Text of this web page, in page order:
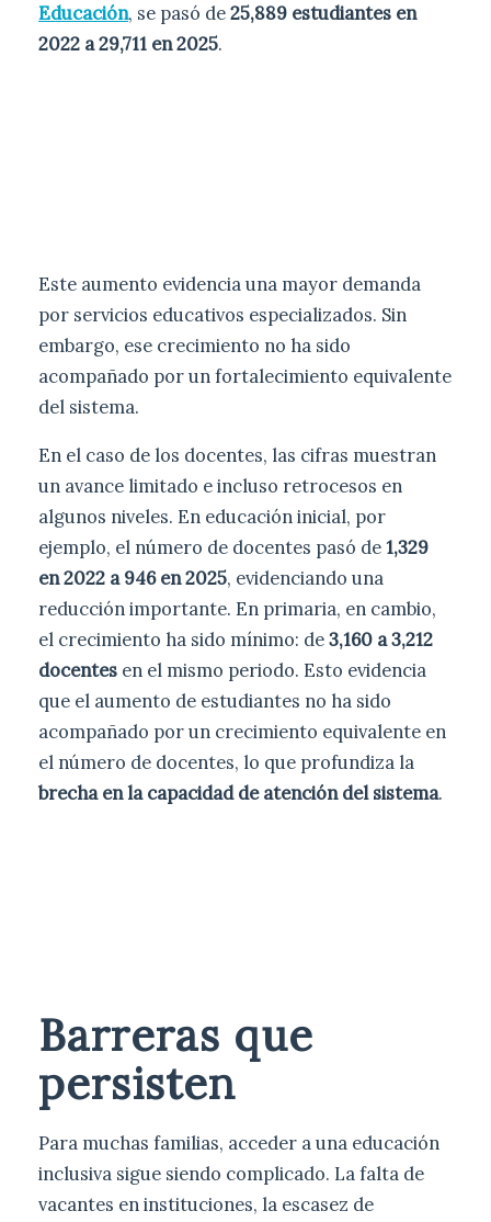
Educación, se pasó de25,889 estudiantes en
2022 a 29,711 en 2025.
Este aumento evidencia una mayor demanda
por servicios educativos especializados. Sin
embargo, ese crecimiento no ha sido
acompañado por un fortalecimiento equivalente
del sistema.
En el caso de los docentes, las cifras muestran
un avance limitado e incluso retrocesos en
algunos niveles. En educación inicial, por
ejemplo, el número de docentes pasó de1,329
en 2022 a 946 en 2025, evidenciando una
reducción importante. En primaria, en cambio,
el crecimiento ha sido mínimo: de3,160 a 3,212
docentes en el mismo periodo. Esto evidencia
que el aumento de estudiantes no ha sido
acompañado por un crecimiento equivalente en
el número de docentes, lo que profundiza la
brecha en la capacidad de atención del sistema.
Barreras que
persisten
Para muchas familias, acceder a una educación
inclusiva sigue siendo complicado. La falta de
vacantes en instituciones, la escasez de